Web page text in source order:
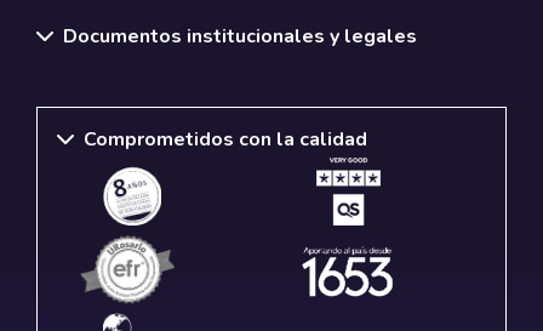
Documentos institucionales y legales
Comprometidos con la calidad